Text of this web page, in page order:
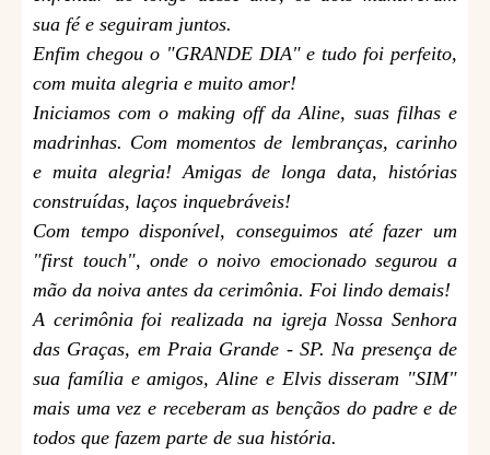
sua fé e seguiram juntos.
Enfim chegou o "GRANDE DIA" e tudo foi perfeito,
com muita alegria e muito amor!
Iniciamos com o making off da Aline, suas filhas e
madrinhas. Com momentos de lembranças, carinho
e muita alegria! Amigas de longa data, histórias
construídas, laços inquebráveis!
Com tempo disponível, conseguimos até fazer um
"first touch", onde o noivo emocionado segurou a
mão da noiva antes da cerimônia. Foi lindo demais!
A cerimônia foi realizada na igreja Nossa Senhora
das Graças, em Praia Grande - SP. Na presença de
sua família e amigos, Aline e Elvis disseram "SIM"
mais uma vez e receberam as bençãos do padre e de
todos que fazem parte de sua história.